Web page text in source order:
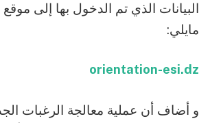
البيانات الذي تم الدخول بها إلى
مايلي:
orientation-esi.dz